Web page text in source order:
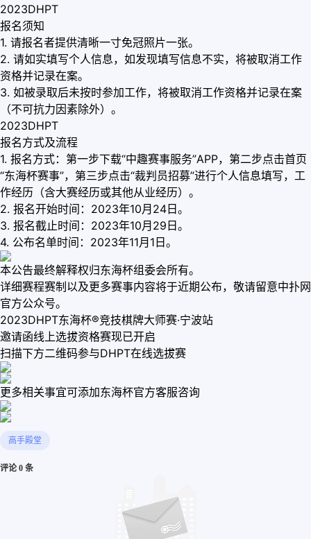
2023DHPT
报名须知
1. 请报名者提供清晰一寸免冠照片一张。
2. 请如实填写个人信息，如发现填写信息不实，将被取消工作
资格并记录在案。
3. 如被录取后未按时参加工作，将被取消工作资格并记录在案
（不可抗力因素除外）。
2023DHPT
报名方式及流程
1. 报名方式：第一步下载“中趣赛事服务”APP，第二步点击首页
“东海杯赛事”，第三步点击“裁判员招募”进行个人信息填写，工
作经历（含大赛经历或其他从业经历）。
2. 报名开始时间：2023年10月24日。
3. 报名截止时间：2023年10月29日。
4. 公布名单时间：2023年11月1日。
本公告最终解释权归东海杯组委会所有。
详细赛程赛制以及更多赛事内容将于近期公布，敬请留意中扑网
官方公众号。
2023DHPT东海杯®竞技棋牌大师赛·宁波站
邀请函线上选拔资格赛现已开启
扫描下方二维码参与DHPT在线选拔赛
更多相关事宜可添加东海杯官方客服咨询
高手殿堂
评论 0 条